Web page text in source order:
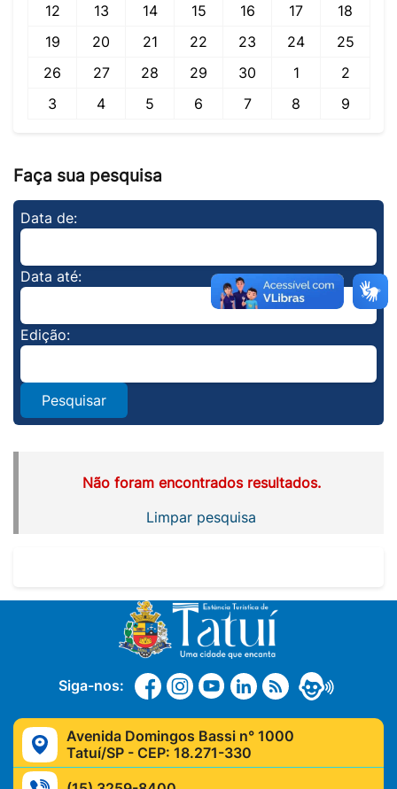
12
13 14 15 16 17
18
19
20 21 22 23 24
25
26
27 28 29 30 1
2
3
4 5 6 7 8 9
Faça sua pesquisa
Data de:
Data até:
Edição:
Pesquisar
Não foram encontrados resultados.
Limpar pesquisa
Siga-nos:
Avenida Domingos Bassi n° 1000
Tatuí/SP - CEP: 18.271-330